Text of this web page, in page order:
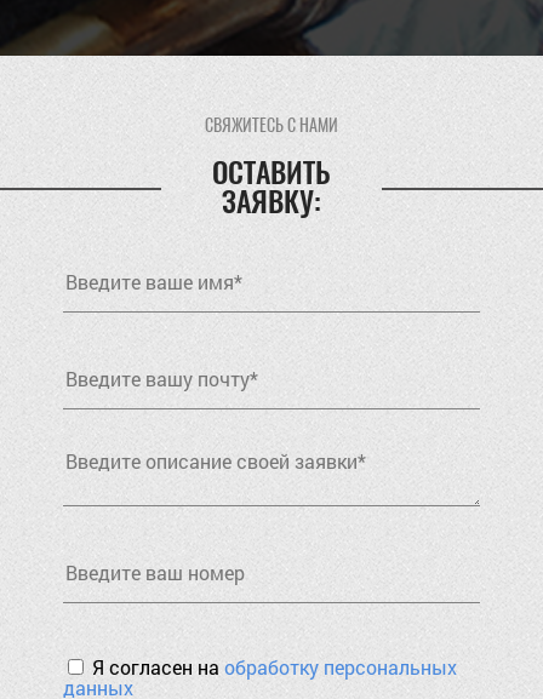
СВЯЖИТЕСЬ С НАМИ
ОСТАВИТЬ
ЗАЯВКУ:
Я согласен наобработку персональных
данных